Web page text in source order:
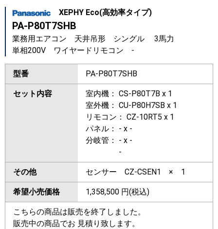
XEPHY Eco(高効率タイプ)
PA-P80T7SHB
業務用エアコン 天井吊形 シングル 3馬力
単相200V ワイヤードリモコン -
型番 PA-P80T7SHB
セット内容
室内機： CS-P80T7B x 1
室外機： CU-P80H7SB x 1
リモコン： CZ-10RT5 x 1
パネル： - x -
分岐管： - x -
-
その他 センサー CZ-CSEN1 × 1
希望小売価格 1,358,500 円(税込)
こちらの商品は販売を終了しました。
販売中の商品でお 見積り致します。